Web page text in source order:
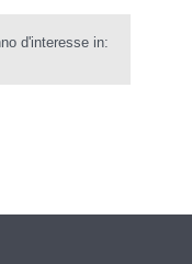
d'interesse in: